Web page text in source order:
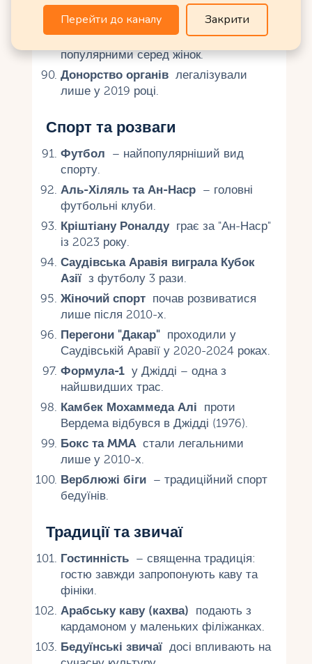
пересадки печінки.
Клініки пластичної хірургіїє
популярними серед жінок.
Донорство органівлегалізували
лише у 2019 році.
Спорт та розваги
Футбол – найпопулярніший вид
спорту.
Аль-Хіляль та Ан-Наср– головні
футбольні клуби.
Кріштіану Роналдуграє за "Ан-Наср"
із 2023 року.
Саудівська Аравія виграла Кубок
Азіїз футболу 3 рази.
Жіночий спортпочав розвиватися
лише після 2010-х.
Перегони "Дакар"проходили у
Саудівській Аравії у 2020-2024 роках.
Формула-1у Джідді – одна з
найшвидших трас.
Камбек Мохаммеда Алі проти
Вердема відбувся в Джідді (1976).
Бокс та MMAстали легальними
лише у 2010-х.
Верблюжі біги– традиційний спорт
бедуїнів.
Традиції та звичаї
Гостинність– священна традиція:
гостю завжди запропонують каву та
фініки.
Арабську каву (кахва) подають з
кардамоном у маленьких філіжанках.
Бедуїнські звичаїдосі впливають на
Перейти до каналу Закрити